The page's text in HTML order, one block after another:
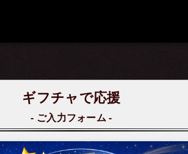
ギフチャで応援
ご入力フォーム